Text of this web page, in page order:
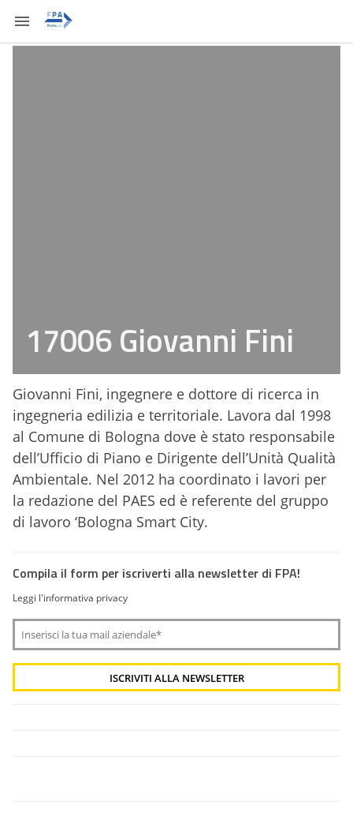
17006 Giovanni Fini
Giovanni Fini, ingegnere e dottore di ricerca in
ingegneria edilizia e territoriale. Lavora dal 1998
al Comune di Bologna dove è stato responsabile
dell’Ufficio di Piano e Dirigente dell’Unità Qualità
Ambientale. Nel 2012 ha coordinato i lavori per
la redazione del PAES ed è referente del gruppo
di lavoro ‘Bologna Smart City.
Compila il form per iscriverti alla newsletter di FPA!
Leggi l'informativa privacy